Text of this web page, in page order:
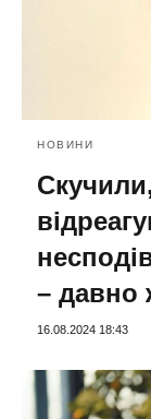
НОВИНИ
– давно
16.08.2024 18:43